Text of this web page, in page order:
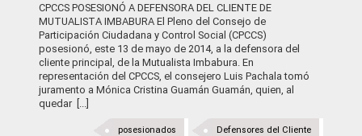
CPCCS POSESIONÓ A DEFENSORA DEL CLIENTE DE
MUTUALISTA IMBABURA El Pleno del Consejo de
Participación Ciudadana y Control Social (CPCCS)
posesionó, este 13 de mayo de 2014, a la defensora del
cliente principal, de la Mutualista Imbabura. En
representación del CPCCS, el consejero Luis Pachala tomó
juramento a Mónica Cristina Guamán Guamán, quien, al
quedar [...]
Defensores del Cliente
posesionados